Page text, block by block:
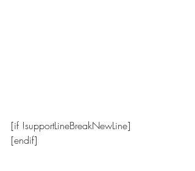
[if !supportLineBreakNewLine]
[endif]